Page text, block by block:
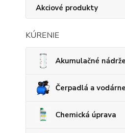
Akciové produkty
KÚRENIE
Akumulačné nádrže
Čerpadlá a vodárne
Chemická úprava